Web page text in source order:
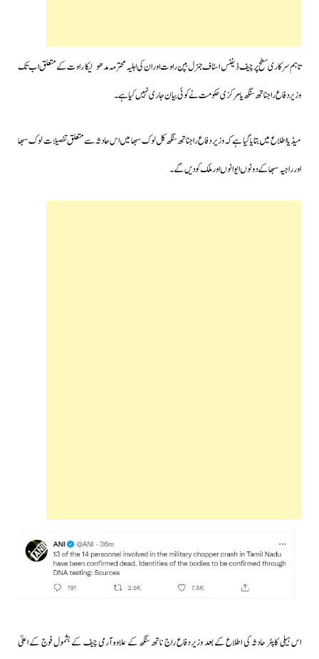
تاہم سرکاری سطح پر چیف ڈیفنس اسٹاف جنرل بپن راوت اور ان کی اہلیہ محترمہ مدھولیکا راوت کے متعلق اب تک
وزیر دفاع راجناتھ سنگھ یا مرکزی حکومت نے کوئی بیان جاری نہیں کیا ہے۔
میڈیا اطلاع میں بتایا گیا ہے کہ وزیر دفاع راجناتھ سنگھ کل لوک سبھا میں اس حادثہ سے متعلق تفصیلات لوک سبھا
اور راجیہ سبھا کے دونوں ایوانوں اور ملک کو دیں گے۔
اس ہیلی کاپٹر حادثہ کی اطلاع کے بعد وزیر دفاع راج ناتھ سنگھ کے علاوہ آرمی چیف کے بشمول فوج کے اعلیٰ